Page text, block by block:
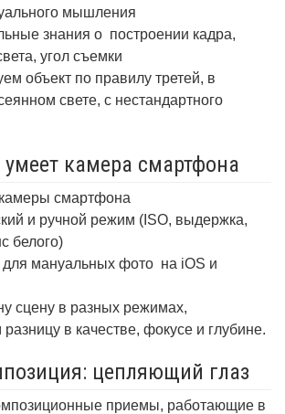
мышления
знания о построении кадра,
угол съемки
объект по правилу третей, в
свете, с нестандартного
камера смартфона
смартфона
и ручной режим (ISO, выдержка,
белого)
мануальных фото на iOS и
сцену в разных режимах,
в качестве, фокусе и глубине.
цепляющий глаз
приемы, работающие в